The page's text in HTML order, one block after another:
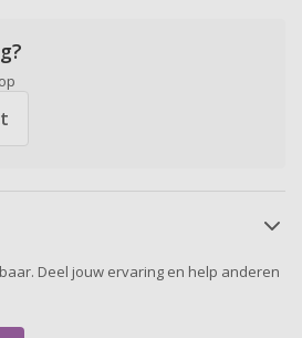
Deel jouw ervaring en help anderen